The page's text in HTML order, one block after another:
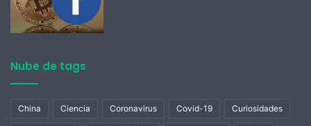
Nube de tags
China Ciencia Coronavirus Covid-19 Curiosidades